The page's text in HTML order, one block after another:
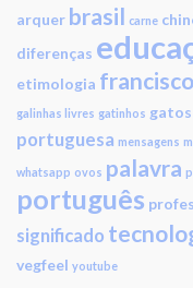
arquer brasil carne
diferenças
etimologia
galinhas livres gatinhos gatos
portuguesa mensagens
whatsapp ovos palavra
português
significado
vegfeel youtube